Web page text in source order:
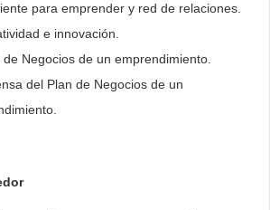
para emprender y red de relaciones.
e innovación.
de Negocios de un emprendimiento.
del Plan de Negocios de un